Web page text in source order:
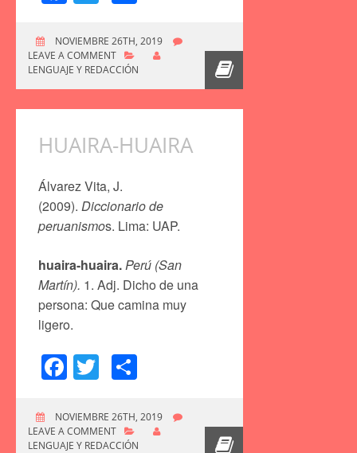
NOVIEMBRE 26TH, 2019
LEAVE A COMMENT
LENGUAJE Y REDACCIÓN
HUAIRA-HUAIRA
Álvarez Vita, J.
(2009). Diccionario de
peruanismos. Lima: UAP.
huaira-huaira.Perú (San
Martín). 1. Adj. Dicho de una
persona: Que camina muy
ligero.
Facebook
Twitter
NOVIEMBRE 26TH, 2019
LEAVE A COMMENT
LENGUAJE Y REDACCIÓN